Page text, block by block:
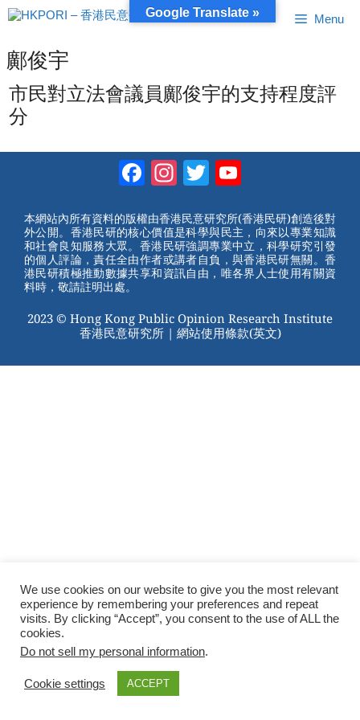
跳
至
容
Menu
鄺俊宇
市民對立法會議員鄺俊宇的支持程度評
分
Facebook
Instagram
Twitter
本網站內所有資料的版權由香港民意研究所(香港民研)創造後對
外公開。香港民研的核心價值是科學與民主，向來以專業知識
和社會良知服務大眾。香港民研強調專業中立，科學研究引發
的個人評論，責任全由作者或講者自負，與香港民研無關。香
港民研積極推動數據共享和資訊自由，唯各界人士使用有關資
料時，敬請註明出處。
2023 © Hong Kong Public Opinion Research Institute
香港民意研究所 | 網站使用條款(英文)
We use cookies on our website to give you the most relevant
experience by remembering your preferences and repeat
visits. By clicking “Accept”, you consent to the use of ALL the
cookies.
Do not sell my personal information.
Cookie settings ACCEPT
Google Translate »